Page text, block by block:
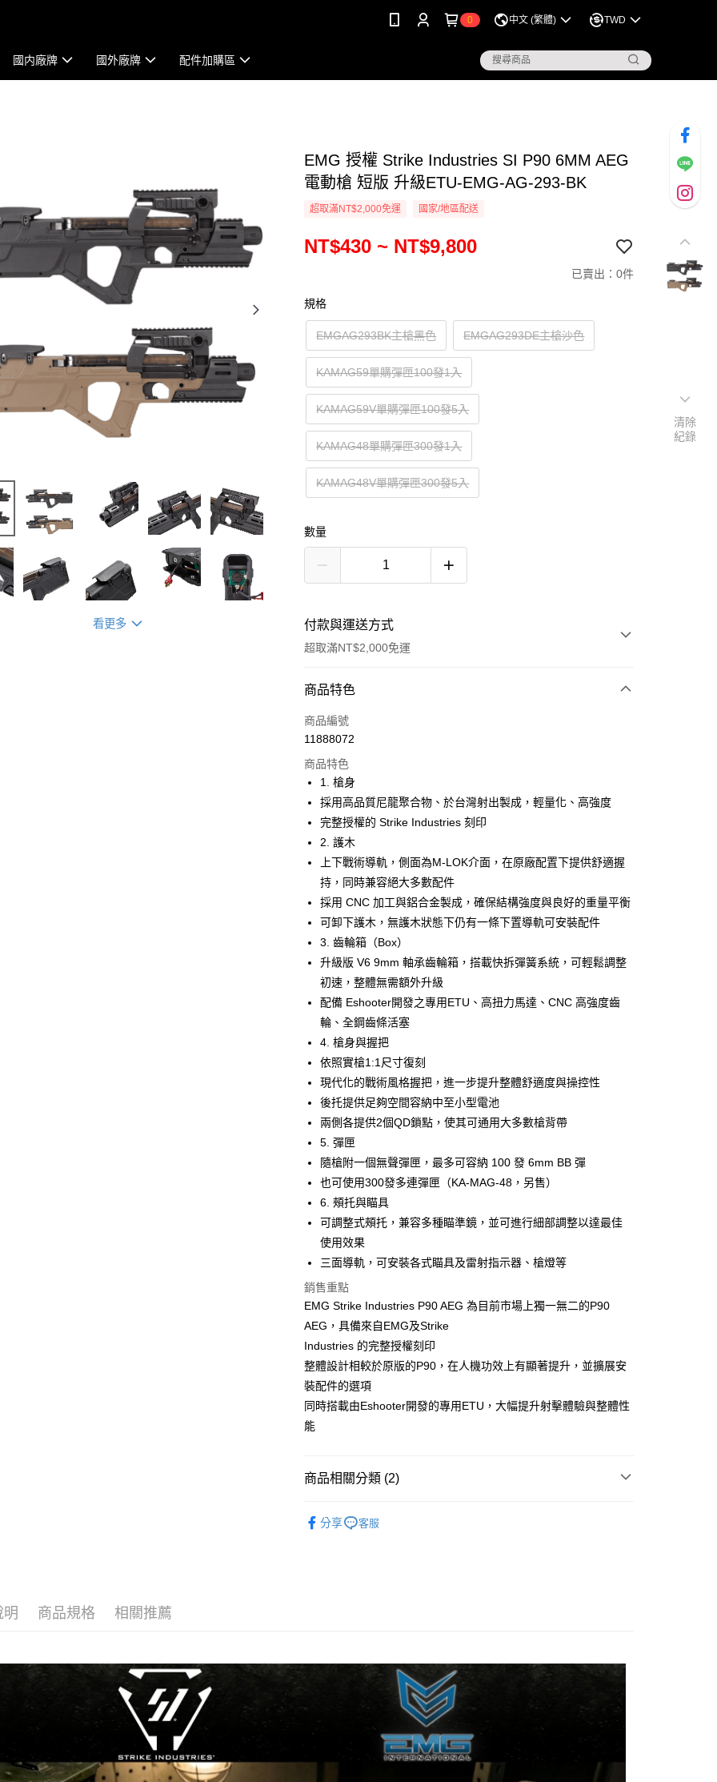
0 中文 (繁體) TWD
國内廠牌 國外廠牌 配件加購區
看更多
EMG 授權 Strike Industries SI P90 6MM AEG
電動槍 短版 升級ETU-EMG-AG-293-BK
超取滿NT$2,000免運 國家/地區配送
NT$430 ~ NT$9,800
已賣出：0件
規格
EMGAG293BK主槍黑色 EMGAG293DE主槍沙色
KAMAG59單購彈匣100發1入
KAMAG59V單購彈匣100發5入
KAMAG48單購彈匣300發1入
KAMAG48V單購彈匣300發5入
數量
付款與運送方式
超取滿NT$2,000免運
付款方式
信用卡一次付款
3 期 0 利率 每期
合作金庫商業銀行
第一商業銀行
華南商業銀行
彰化商業銀行
國泰世華商業銀行
臺灣中小企業銀行
台中商業銀行
匯豐（台灣）商業銀行
聯邦商業銀行
遠東國際商業銀行
元大商業銀行
永豐商業銀行
台新國際商業銀行
台灣樂天信用卡公司
超商取貨付款
Apple Pay
悠遊付
AFTEE先享後付
相關說明
【關於「AFTEE先享後付」】
AFTEE先享後付是「在收到商品之後才付款」的支付方式。 讓您購物簡單
便利好安心！
１．簡單：不需註冊會員、不需綁卡、不需儲值。
２．便利：只要手機號碼，簡訊認證，即可結帳。
３．安心：先確認商品／服務後，再付款。
【「AFTEE先享後付」結帳流程】
１．於結帳方式選擇「AFTEE先享後付」後，將跳轉至「AFTEE先享後
付」結帳頁面，進行簡訊認證並確認金額後，即可完成結帳。
２．訂單成立數日內，您將收到繳費通知簡訊。
３．收到繳費通知簡訊後14天內，點擊此簡訊中的連結，可透過四大超商
／ATM／網路銀行／等多元方式進行付款，方視為交易完成。
絡購買商品的店家。未經商家同意取消之訂單仍視為有效，需透過AFTEE
先享後付繳納相關費用。
※ 交易是否成功請以「AFTEE先享後付 」之結帳頁面顯示為準，若有關於
是否繳費成功／繳費後需取消欲退款等相關疑問，請聯繫「AFTEE先享後
付客戶支援中心」
１．透過由恩沛科技股份有限公司提供之「AFTEE先享後付」服務完成之
交易，需依本服務之必要範圍內提供個人資料，並將交易相關給付款項請
求債權轉讓予恩沛科技股份有限公司。
２．關於個人資料處理事宜，請瀏覽以下網址：
https://aftee.tw/terms/#terms3
３．未成年的使用者請事先徵得法定代理人或監護人之同意方可使用
任。
４．使用「AFTEE先享後付」時，將依據個別帳號之用戶狀況，依本公司
即時審查核予不同之上限額度；若仍有額度不足之情形，本公司將視審查
結果請求用戶進行身份認證。
動。
ATM付款
貨到付款
運送方式
全家取貨付款
每筆NT$60，滿NT$2,000(含以上)免運費
7-11取貨付款
每筆NT$60，滿NT$2,000(含以上)免運費
7-11取貨(快速到店)
新竹物流
每筆NT$200，滿NT$2,000(含以上)免運費
貨到付款-黑貓
每筆NT$200，滿NT$2,000(含以上)免運費
商品特色
商品編號
11888072
商品特色
1. 槍身
採用高品質尼龍聚合物、於台灣射出製成，輕量化、高強度
完整授權的 Strike Industries 刻印
2. 護木
上下戰術導軌，側面為M-LOK介面，在原廠配置下提供舒適握
持，同時兼容絕大多數配件
採用 CNC 加工與鋁合金製成，確保結構強度與良好的重量平衡
可卸下護木，無護木狀態下仍有一條下置導軌可安裝配件
3. 齒輪箱（Box）
升級版 V6 9mm 軸承齒輪箱，搭載快拆彈簧系統，可輕鬆調整
初速，整體無需額外升級
配備 Eshooter開發之專用ETU、高扭力馬達、CNC 高強度齒
輪、全鋼齒條活塞
4. 槍身與握把
依照實槍1:1尺寸復刻
現代化的戰術風格握把，進一步提升整體舒適度與操控性
後托提供足夠空間容納中至小型電池
兩側各提供2個QD鎖點，使其可通用大多數槍背帶
5. 彈匣
隨槍附一個無聲彈匣，最多可容納 100 發 6mm BB 彈
也可使用300發多連彈匣（KA-MAG-48，另售）
6. 頰托與瞄具
可調整式頰托，兼容多種瞄準鏡，並可進行細部調整以達最佳
使用效果
三面導軌，可安裝各式瞄具及雷射指示器、槍燈等
銷售重點
EMG Strike Industries P90 AEG 為目前市場上獨一無二的P90
AEG，具備來自EMG及Strike
Industries 的完整授權刻印
整體設計相較於原版的P90，在人機功效上有顯著提升，並擴展安
裝配件的選項
同時搭載由Eshooter開發的專用ETU，大幅提升射擊體驗與整體性
能
商品相關分類 (2)
分享 客服
明 商品規格 相關推薦
清除
紀錄